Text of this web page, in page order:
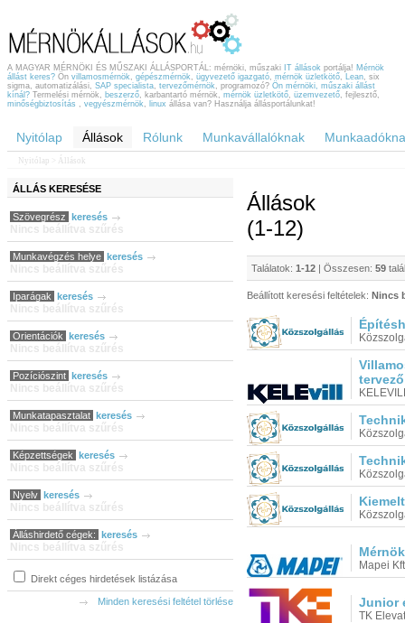
A MAGYAR MÉRNÖKI ÉS MŰSZAKI ÁLLÁSPORTÁL: mérnöki, műszaki IT állások portálja! Mérnök
állást keres? Ön villamosmérnök, gépészmérnök, ügyvezető igazgató, mérnök üzletkötő, Lean, six
sigma, automatizálási, SAP specialista, tervezőmérnök, programozó? Ön mérnöki, műszaki állást
kínál? Termelési mérnök, beszerző, karbantartó mérnök, mérnök üzletkötő, üzemvezető, fejlesztő,
minőségbiztosítás , vegyészmérnök, linux állása van? Használja állásportálunkat!
Nyitólap Állások Rólunk Munkavállalóknak
Nyitólap > Állások
ÁLLÁS KERESÉSE
Szövegrész keresés
Nincs beállítva szűrés
Munkavégzés helye keresés
Nincs beállítva szűrés
Iparágak keresés
Nincs beállítva szűrés
Orientációk keresés
Nincs beállítva szűrés
Pozíciószint keresés
Nincs beállítva szűrés
Munkatapasztalat keresés
Nincs beállítva szűrés
Képzettségek keresés
Nincs beállítva szűrés
Nyelv keresés
Nincs beállítva szűrés
Álláshirdető cégek: keresés
Nincs beállítva szűrés
Direkt céges hirdetések listázása
Minden keresési feltétel törlése
Állások
(1-12)
Találatok: 1-12 | Összesen: 59
Beállított keresési feltételek: Nincs
tervező
Mapei
Junior
TK